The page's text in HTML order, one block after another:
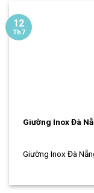
Giường Inox Đà
Giường Inox Đà
12
Th7